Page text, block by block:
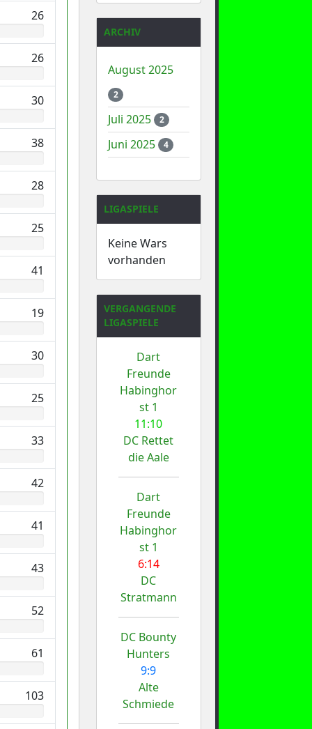
26
26
30
38
28
25
41
19
30
25
33
42
41
43
52
61
103
ARCHIV
August 2025
2
Juli 2025 2
Juni 2025 4
LIGASPIELE
Keine Wars
vorhanden
VERGANGENDE
LIGASPIELE
Dart
Freunde
Habinghor
st 1
11:10
DC Rettet
die Aale
Dart
Freunde
Habinghor
st 1
6:14
DC
Stratmann
DC Bounty
Hunters
9:9
Alte
Schmiede